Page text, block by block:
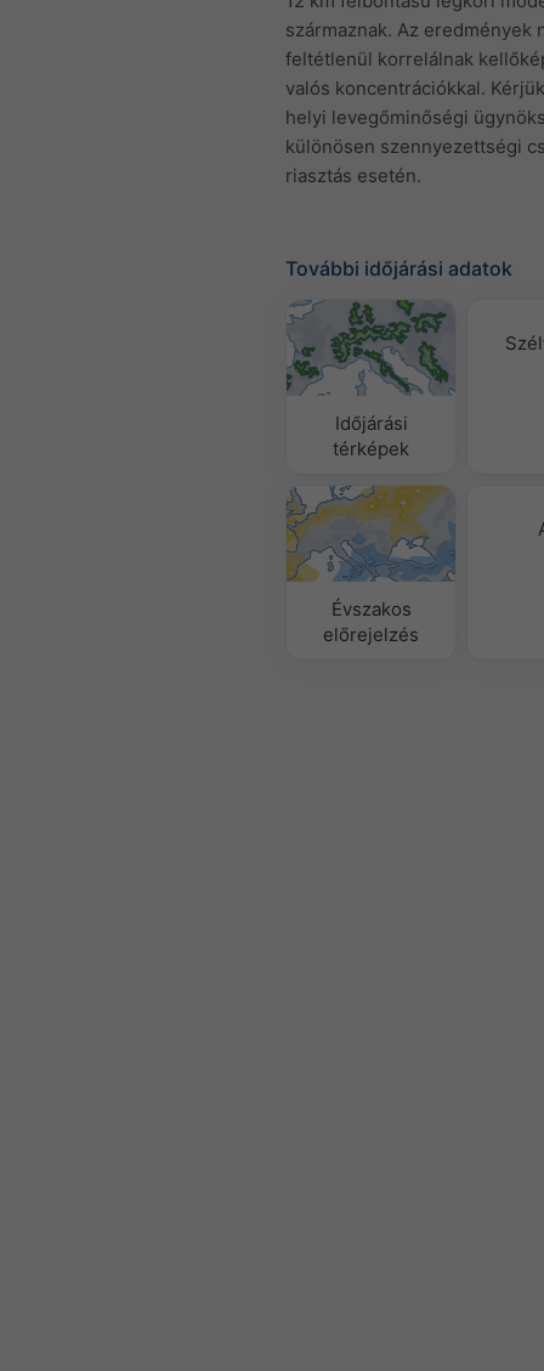
származnak. Az eredmények
feltétlenül korrelálnak
valós koncentrációkkal.
helyi levegőminőségi
különösen szennyezettségi
riasztás esetén.
További időjárási adatok
Időjárási
térképek
Évszakos
előrejelzés